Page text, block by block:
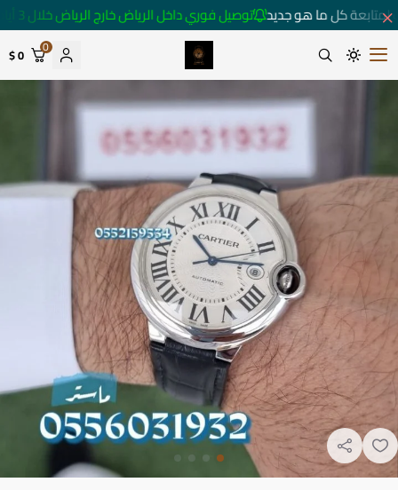
كل ما هو جديد توصيل فوري داخل الرياض خارج الرياض خلال 3 أيام 🚚
متجر ساعات رومانس
0
0 $